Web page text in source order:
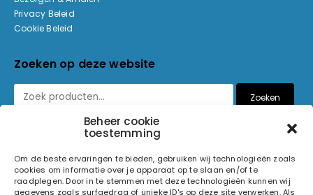
Beheer cookie
toestemming
Om de beste ervaringen te bieden, gebruiken wij technologieën zoals
cookies om informatie over je apparaat op te slaan en/of te
raadplegen. Door in te stemmen met deze technologieën kunnen wij
gegevens zoals surfgedrag of unieke ID's op deze site verwerken. Als
Privacy Beleid
Cookie Beleid
Zoeken op deze website
Zoeken